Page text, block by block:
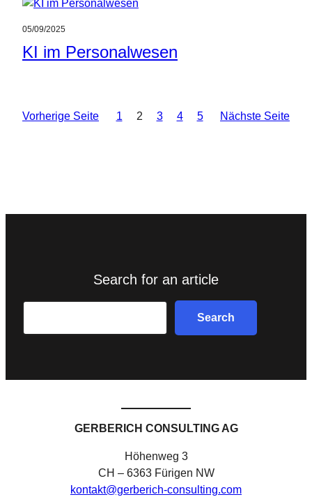
05/09/2025
KI im Personalwesen
Vorherige Seite 1 2 3 4 5 Nächste Seite
Search for an article
Search
GERBERICH CONSULTING AG
Höhenweg 3
CH – 6363 Fürigen NW
kontakt@gerberich-consulting.com